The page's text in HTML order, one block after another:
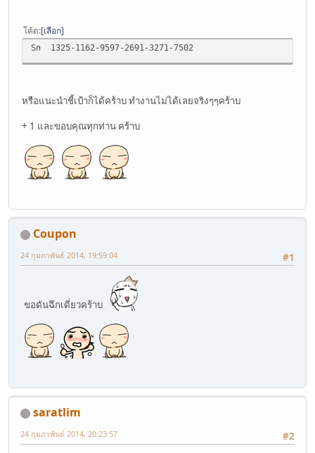
โค้ด เลือก
Sn 1325-1162-9597-2691-3271-7502
หรือแนะนำชี้เป้าก็ได้คร้าบ ทำงานไม่ได้เลยจริงๆๆคร้าบ
+ 1 และขอบคุณทุกท่าน คร้าบ
Coupon
#1
24 กุมภาพันธ์ 2014, 19:59:04
ขอดันฉึกเดี่ยวคร้าบ
saratlim
#2
24 กุมภาพันธ์ 2014, 20:23:57